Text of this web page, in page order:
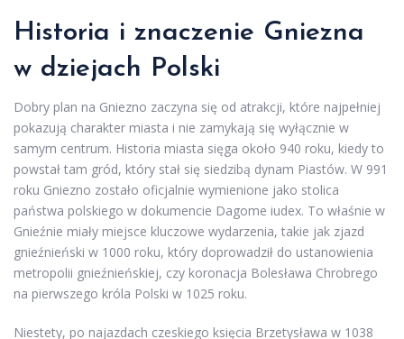
Historia i znaczenie Gniezna
w dziejach Polski
Dobry plan na Gniezno zaczyna się od atrakcji, które najpełniej
pokazują charakter miasta i nie zamykają się wyłącznie w
samym centrum. Historia miasta sięga około 940 roku, kiedy to
powstał tam gród, który stał się siedzibą dynam Piastów. W 991
roku Gniezno zostało oficjalnie wymienione jako stolica
państwa polskiego w dokumencie Dagome iudex. To właśnie w
Gnieźnie miały miejsce kluczowe wydarzenia, takie jak zjazd
gnieźnieński w 1000 roku, który doprowadził do ustanowienia
metropolii gnieźnieńskiej, czy koronacja Bolesława Chrobrego
na pierwszego króla Polski w 1025 roku.
Niestety, po najazdach czeskiego księcia Brzetysława w 1038